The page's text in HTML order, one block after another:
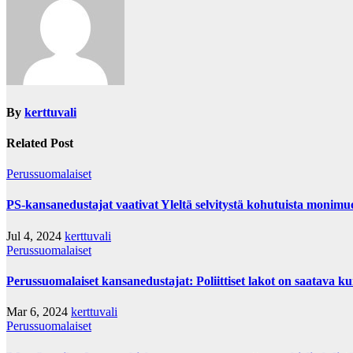
By kerttuvali
Related Post
Perussuomalaiset
PS-kansanedustajat vaativat Yleltä selvitystä kohutuista
Jul 4, 2024 kerttuvali
Perussuomalaiset
Perussuomalaiset kansanedustajat: Poliittiset lakot on saatava
Mar 6, 2024 kerttuvali
Perussuomalaiset